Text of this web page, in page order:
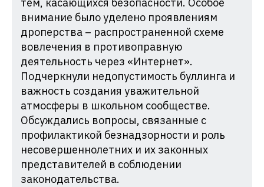
тем, касающихся безопасности. Особое
внимание было уделено проявлениям
дроперства – распространенной схеме
вовлечения в противоправную
деятельность через «Интернет».
Подчеркнули недопустимость буллинга и
важность создания уважительной
атмосферы в школьном сообществе.
Обсуждались вопросы, связанные с
профилактикой безнадзорности и роль
несовершеннолетних и их законных
представителей в соблюдении
законодательства.